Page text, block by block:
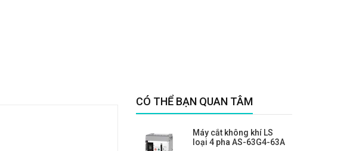
CÓ THỂ BẠN QUAN TÂM
Máy cắt không khí LS
loại 4 pha AS-63G4-63A